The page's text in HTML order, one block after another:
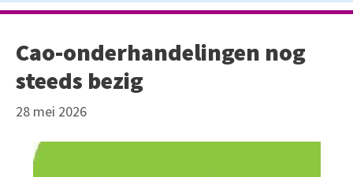
Cao-onderhandelingen nog
steeds bezig
28 mei 2026